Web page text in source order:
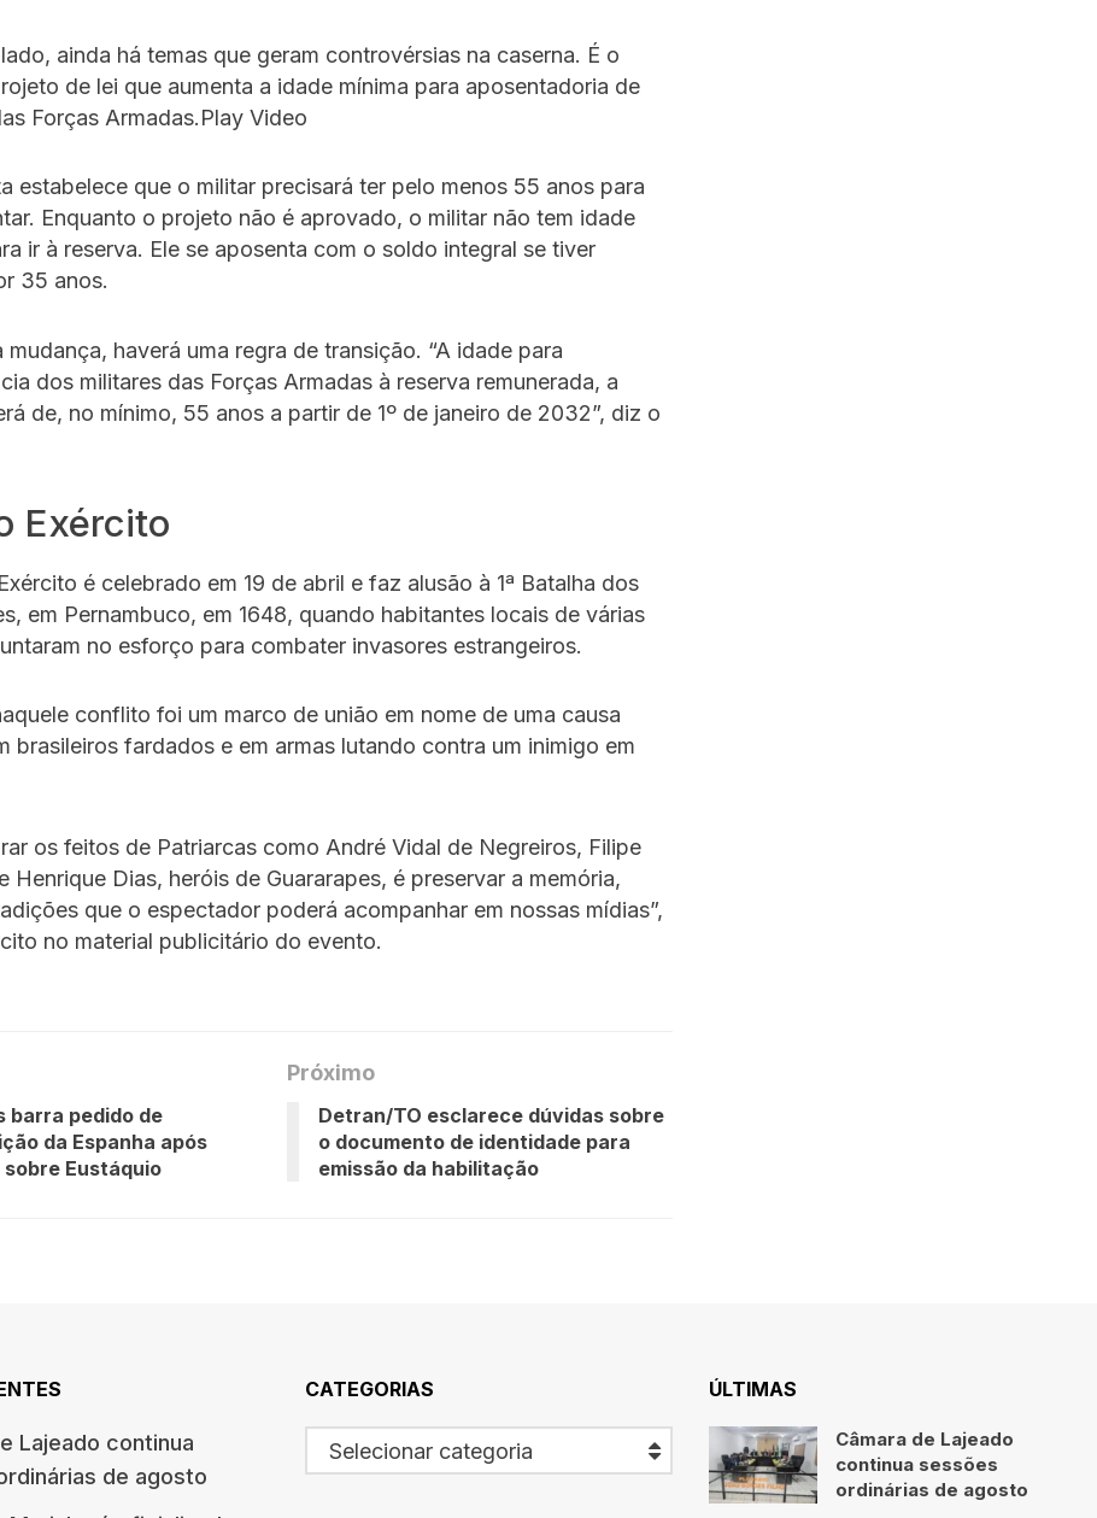
ainda há temas que geram controvérsias na caserna. É o
de lei que aumenta a idade mínima para aposentadoria de
Forças Armadas.Play Video
estabelece que o militar precisará ter pelo menos 55 anos para
Enquanto o projeto não é aprovado, o militar não tem idade
ir à reserva. Ele se aposenta com o soldo integral se tiver
35 anos.
mudança, haverá uma regra de transição. “A idade para
dos militares das Forças Armadas à reserva remunerada, a
de, no mínimo, 55 anos a partir de 1º de janeiro de 2032”, diz o
Exército
é celebrado em 19 de abril e faz alusão à 1ª Batalha dos
em Pernambuco, em 1648, quando habitantes locais de várias
no esforço para combater invasores estrangeiros.
conflito foi um marco de união em nome de uma causa
brasileiros fardados e em armas lutando contra um inimigo em
os feitos de Patriarcas como André Vidal de Negreiros, Filipe
Henrique Dias, heróis de Guararapes, é preservar a memória,
que o espectador poderá acompanhar em nossas mídias”,
no material publicitário do evento.
barra pedido de
da Espanha após
Eustáquio
Próximo
Detran/TO esclarece dúvidas sobre
o documento de identidade para
emissão da habilitação
Lajeado continua
de agosto
CATEGORIAS
Selecionar categoria
ÚLTIMAS
Câmara de Lajeado
continua sessões
ordinárias de agosto